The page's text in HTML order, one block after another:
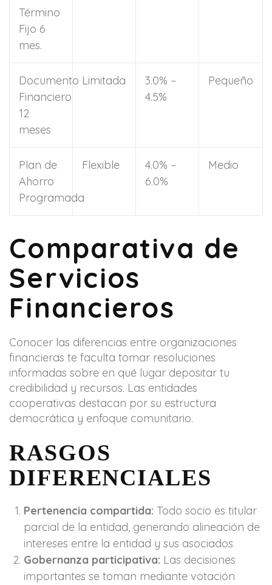
Término
Fijo 6
mes.
Documento
Financiero
12
meses
Limitada
3.0% –
4.5%
Pequeño
Plan de
Ahorro
Programada
Flexible
4.0% –
6.0%
Medio
Comparativa de
Servicios
Financieros
Conocer las diferencias entre organizaciones
financieras te faculta tomar resoluciones
informadas sobre en qué lugar depositar tu
credibilidad y recursos. Las entidades
cooperativas destacan por su estructura
democrática y enfoque comunitario.
RASGOS
DIFERENCIALES
Pertenencia compartida: Todo socio es titular
parcial de la entidad, generando alineación de
intereses entre la entidad y sus asociados
Gobernanza participativa: Las decisiones
importantes se toman mediante votación